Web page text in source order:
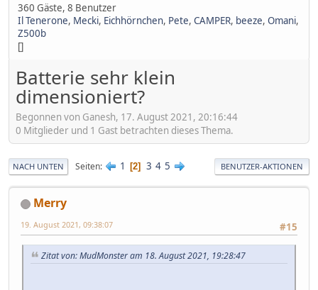
360 Gäste, 8 Benutzer
Il Tenerone, Mecki, Eichhörnchen, Pete, CAMPER, beeze, Omani,
Z500b
[]
Batterie sehr klein
dimensioniert?
Begonnen von Ganesh, 17. August 2021, 20:16:44
0 Mitglieder und 1 Gast betrachten dieses Thema.
NACH UNTEN Seiten 1 2 3 4 5 BENUTZER-AKTIONEN
Merry
#15
19. August 2021, 09:38:07
Zitat von: MudMonster am 18. August 2021, 19:28:47